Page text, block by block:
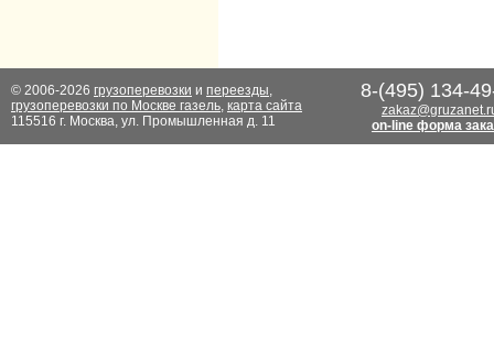
© 2006-2026 грузоперевозки и переезды,
грузоперевозки по Москве газель, карта сайта
115516 г. Москва, ул. Промышленная д. 11
8-(495) 134-
on-line форма